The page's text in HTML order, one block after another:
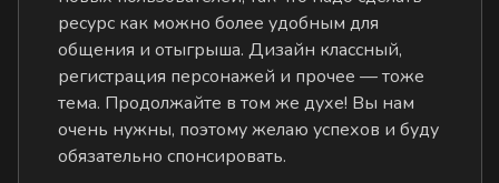
ресурс как можно более удобным для
общения и отыгрыша. Дизайн классный,
регистрация персонажей и прочее — тоже
тема. Продолжайте в том же духе! Вы нам
очень нужны, поэтому желаю успехов и буду
обязательно спонсировать.